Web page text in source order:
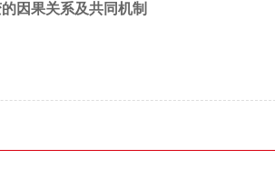
因果关系及共同机制